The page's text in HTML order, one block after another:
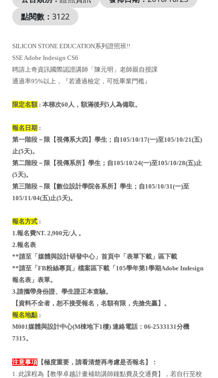
點閱數： 3122
SILICON STONE EDUCATION系列證照班!!
SSE Adobe Indesign CS6
聘請上奇資訊國際認證講師「陳元明」老師親自授課
通過率95%以上，『若通過檢定，可抵畢業門檻』
限定名額 : 本梯次60人，額滿後列5人為備取。
報名日期 :
第一階段－限【視傳系大四】學生；自105/10/17(一)至105/10/21(五)
止(5天)。
第二階段－限【視傳系所】學生；自105/10/24(一)至105/10/28(五)止
(5天)。
第三階段－限【數位設計學院各系所】學生；自105/10/31(一)至
105/11/04(五)止(5天)。
報名方式 :
1.報名費NT. 2,900元/人 。
2.報名表
**請至「媒體與設計研發中心」首頁中「表單下載」區下載
**請至「FB粉絲專頁」檔案區下載「105學年第1學期Adobe Indesign
報名表」表單。
3.請攜帶身份證、學生證正本查驗。
【資料不全者，恕不接受報名，名額有限，先搶先贏】。
報名地點 :
M001媒體與設計中心(M棟地下1樓) 連絡電話：06-2533131分機
7315。
注意事項 【極度重要，請看清楚再考慮是否報名】：
1. 此課程為【教學卓越計畫補助講師鐘點費及交通費】，若自行至校